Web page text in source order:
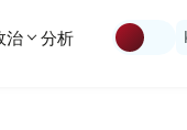
治 分析